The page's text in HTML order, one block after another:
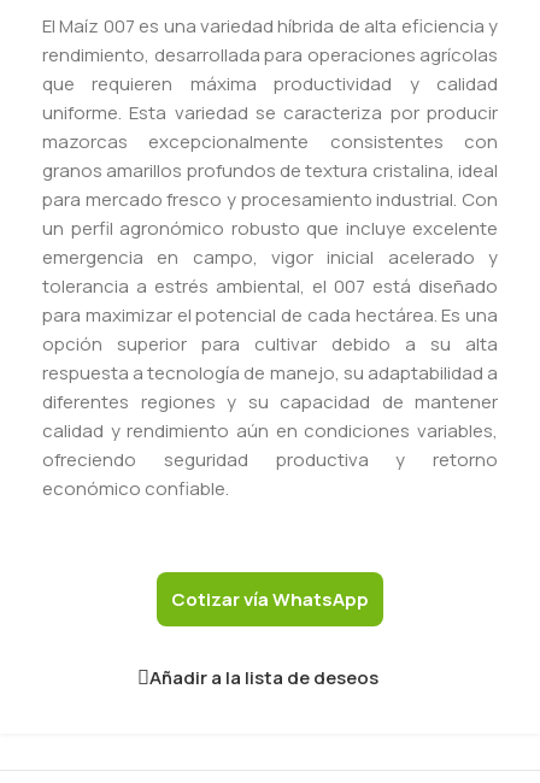
El Maíz 007 es una variedad híbrida de alta eficiencia y
rendimiento, desarrollada para operaciones agrícolas
que requieren máxima productividad y calidad
uniforme. Esta variedad se caracteriza por producir
mazorcas excepcionalmente consistentes con
granos amarillos profundos de textura cristalina, ideal
para mercado fresco y procesamiento industrial. Con
un perfil agronómico robusto que incluye excelente
emergencia en campo, vigor inicial acelerado y
tolerancia a estrés ambiental, el 007 está diseñado
para maximizar el potencial de cada hectárea. Es una
opción superior para cultivar debido a su alta
respuesta a tecnología de manejo, su adaptabilidad a
diferentes regiones y su capacidad de mantener
calidad y rendimiento aún en condiciones variables,
ofreciendo seguridad productiva y retorno
económico confiable.
Cotizar vía WhatsApp
Añadir a la lista de deseos